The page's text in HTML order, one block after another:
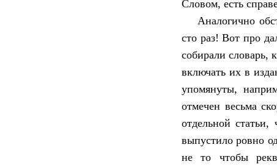
Словом, есть
Аналогично
сто раз! Вот про
собирали словарь,
включать их в
упомянуты,
отмечен весьма
отдельной статьи,
выпустило ровно
не то чтобы